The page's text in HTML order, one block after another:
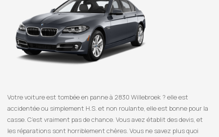
Votre voiture est tombée en panne à 2830 Willebroek ? elle est
accidentée ou simplement H.S. et non roulante, elle est bonne pour la
casse. C’est vraiment pas de chance. Vous avez établit des devis, et
les réparations sont horriblement chères. Vous ne savez plus quoi